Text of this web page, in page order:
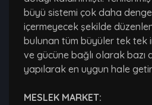
büyü sistemi çok daha
içermeyecek şekilde
bulunan tüm büyüler tek tek
ve gücüne bağlı olarak bazı
yapılarak en uygun hale
MESLEK MARKET: